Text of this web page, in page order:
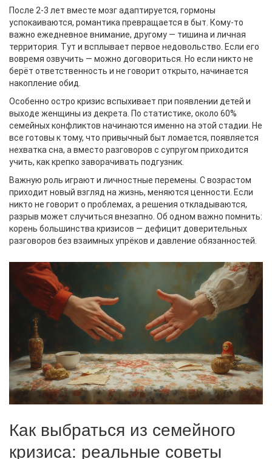
После 2-3 лет вместе мозг адаптируется, гормоны
успокаиваются, романтика превращается в быт. Кому-то
важно ежедневное внимание, другому — тишина и личная
территория. Тут и всплывает первое недовольство. Если его
вовремя озвучить — можно договориться. Но если никто не
берёт ответственность и не говорит открыто, начинается
накопление обид.
Особенно остро кризис вспыхивает при появлении детей и
выходе женщины из декрета. По статистике, около 60%
семейных конфликтов начинаются именно на этой стадии. Не
все готовы к тому, что привычный быт ломается, появляется
нехватка сна, а вместо разговоров с супругом приходится
учить, как крепко заворачивать подгузник.
Важную роль играют и личностные перемены. С возрастом
приходит новый взгляд на жизнь, меняются ценности. Если
никто не говорит о проблемах, а решения откладываются,
разрыв может случиться внезапно. Об одном важно помнить:
корень большинства кризисов — дефицит доверительных
разговоров без взаимных упрёков и давление обязанностей.
Как выбраться из семейного
кризиса: реальные советы